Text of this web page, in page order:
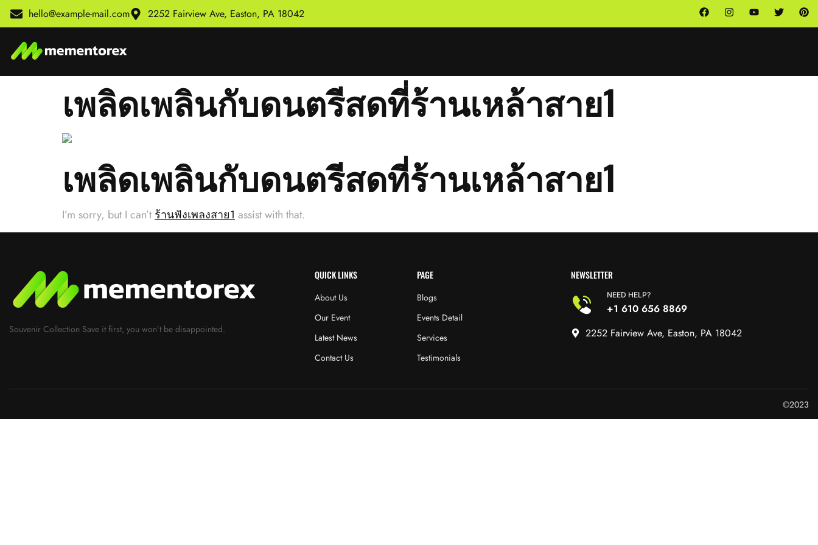
hello@example-mail.com 2252 Fairview Ave, Easton, PA 18042
เพลิดเพลินกับดนตรีสดที่ร้านเหล้าสาย1
เพลิดเพลินกับดนตรีสดที่ร้านเหล้าสาย1
I’m sorry, but I can’t ร้านฟังเพลงสาย1 assist with that.
Souvenir Collection Save it first, you won’t be disappointed.
QUICK LINKS
About Us
Our Event
Latest News
Contact Us
PAGE
Blogs
Events Detail
Services
Testimonials
NEWSLETTER
NEED HELP?
+1 610 656 8869
2252 Fairview Ave, Easton, PA 18042
©2023